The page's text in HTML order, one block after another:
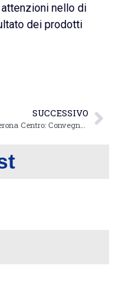
nello di
dei prodotti
SUCCESSIVO